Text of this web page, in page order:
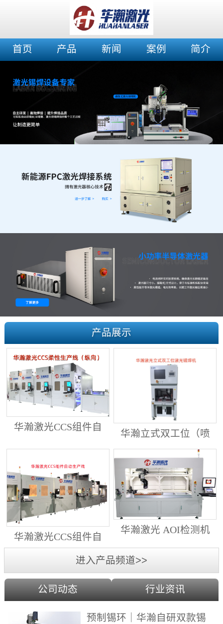
首页 产品 新闻 案例 简介
产品展示
华瀚激光CCS组件自
动生产线（纵向线）
华瀚立式双工位（喷
射锡膏）激光焊锡机
华瀚激光CCS组件自
动生产线（横向线）
华瀚激光 AOI检测机
（型号HA18DM6)
进入产品频道>>
公司动态 行业资讯
预制锡环｜华瀚自研双款锡